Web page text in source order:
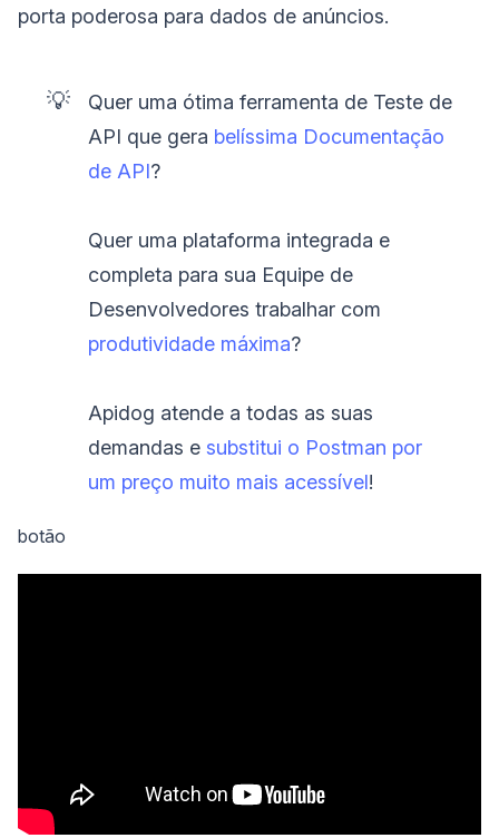
porta poderosa para dados de anúncios.
💡
Quer uma ótima ferramenta de Teste de
API que gera belíssima Documentação
de API?
Quer uma plataforma integrada e
completa para sua Equipe de
Desenvolvedores trabalhar com
produtividade máxima?
Apidog atende a todas as suas
demandas esubstitui o Postman por
um preço muito mais acessível!
botão